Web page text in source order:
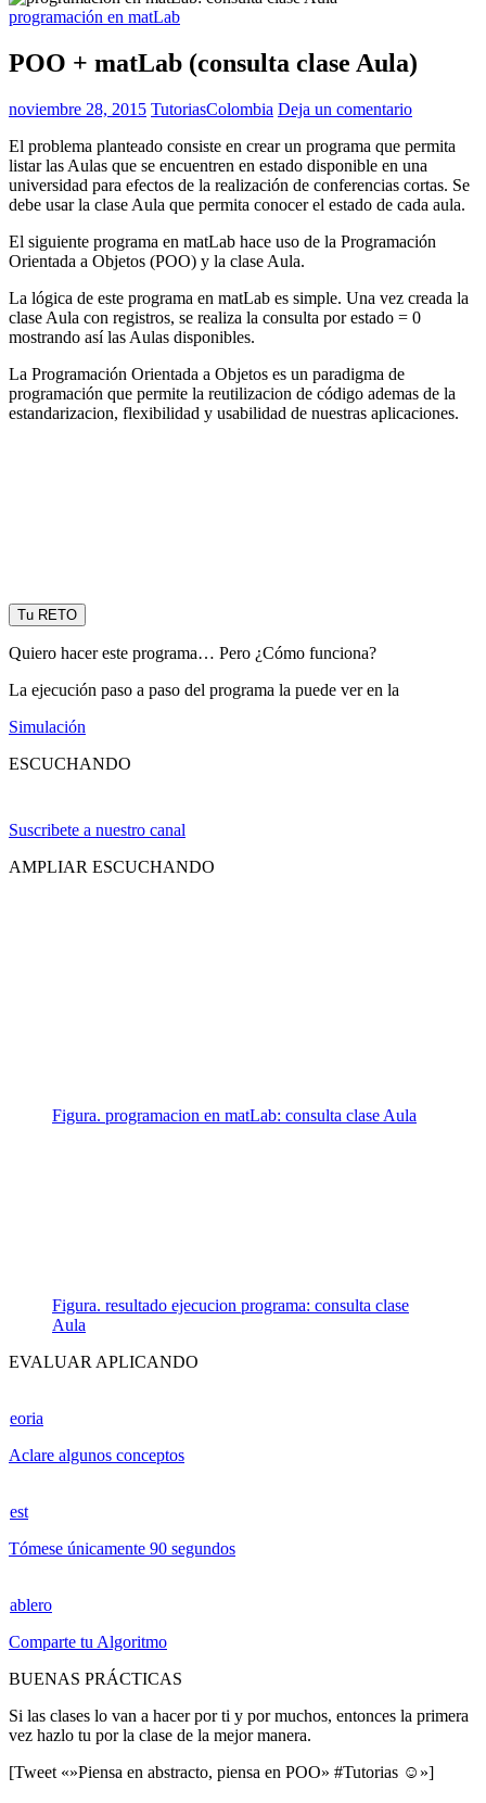
programación en matLab
POO + matLab (consulta clase Aula)
noviembre 28, 2015 TutoriasColombia Deja un comentario
El problema planteado consiste en crear un programa que permita
listar las Aulas que se encuentren en estado disponible en una
universidad para efectos de la realización de conferencias cortas. Se
debe usar la clase Aula que permita conocer el estado de cada aula.
El siguiente programa en matLab hace uso de la Programación
Orientada a Objetos (POO) y la clase Aula.
La lógica de este programa en matLab es simple. Una vez creada la
clase Aula con registros, se realiza la consulta por estado = 0
mostrando así las Aulas disponibles.
La Programación Orientada a Objetos es un paradigma de
programación que permite la reutilizacion de código ademas de la
estandarizacion, flexibilidad y usabilidad de nuestras aplicaciones.
Tu RETO
Quiero hacer este programa… Pero ¿Cómo funciona?
La ejecución paso a paso del programa la puede ver en la
Simulación
ESCUCHANDO
Suscribete a nuestro canal
AMPLIAR ESCUCHANDO
Figura. programacion en matLab: consulta clase Aula
Figura. resultado ejecucion programa: consulta clase
Aula
EVALUAR APLICANDO
eoria
Aclare algunos conceptos
est
Tómese únicamente 90 segundos
ablero
Comparte tu Algoritmo
BUENAS PRÁCTICAS
Si las clases lo van a hacer por ti y por muchos, entonces la primera
vez hazlo tu por la clase de la mejor manera.
[Tweet «»Piensa en abstracto, piensa en POO» #Tutorias ☺»]